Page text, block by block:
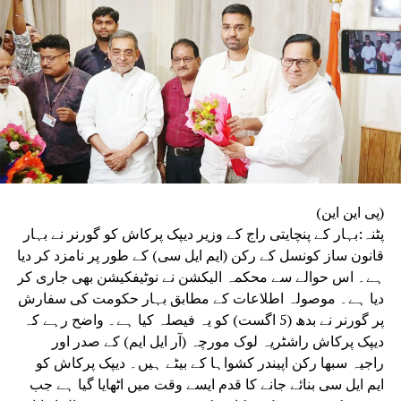
جبکہ تیسری کمیٹی پورے امتحانی نظام اور اس کے طریقۂ کار
کا تفصیلی مطالعہ کرے گی۔
(پی این این)
پٹنہ:بہار کے پنچایتی راج کے وزیر دیپک پرکاش کو گورنر نے بہار
قانون ساز کونسل کے رکن (ایم ایل سی) کے طور پر نامزد کر دیا
ہے۔ اس حوالے سے محکمہ الیکشن نے نوٹیفکیشن بھی جاری کر
دیا ہے۔ موصولہ اطلاعات کے مطابق بہار حکومت کی سفارش
پر گورنر نے بدھ (5 اگست) کو یہ فیصلہ کیا ہے۔ واضح رہے کہ
دیپک پرکاش راشٹریہ لوک مورچہ (آر ایل ایم) کے صدر اور
راجیہ سبھا رکن اپیندر کشواہا کے بیٹے ہیں۔ دیپک پرکاش کو
ایم ایل سی بنائے جانے کا قدم ایسے وقت میں اٹھایا گیا ہے جب